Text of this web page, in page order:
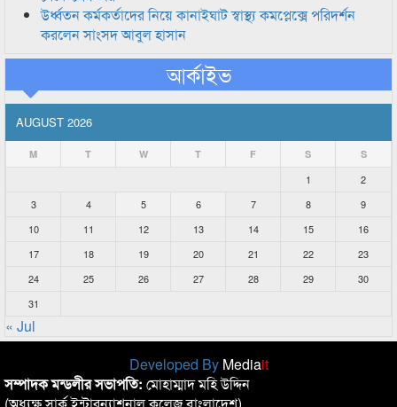
উর্ধ্বতন কর্মকর্তাদের নিয়ে কানাইঘাট স্বাস্থ্য কমপ্লেক্সে পরিদর্শন
করলেন সাংসদ আবুল হাসান
আর্কাইভ
AUGUST 2026
M T W T F S S
1
2
3
4 5 6 7 8
9
10
11 12 13 14 15
16
17
18 19 20 21 22
23
24
25 26 27 28 29
30
31
« Jul
Developed By Mediait
সম্পাদক মন্ডলীর সভাপতি: মোহাম্মাদ মহি উদ্দিন